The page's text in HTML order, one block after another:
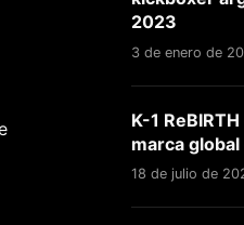
2023
3 de enero de
K-1
marca
18 de julio de